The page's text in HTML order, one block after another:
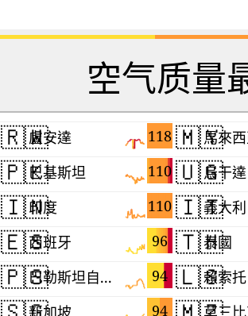
空气质量
🇷🇼 118
盧安達
🇵🇰 110
巴基斯坦
🇮🇳 110
印度
🇪🇸 96
西班牙
🇵🇸 94
巴勒斯坦自治區
94
新加坡
🇲🇾
馬來
🇺🇬烏干達
🇮🇹義大利
🇹🇭
泰國
🇱🇸賴索托
莫三